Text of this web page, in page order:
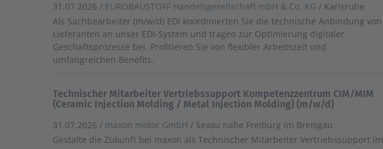
31.07.2026 / EUROBAUSTOFF Handelsgesellschaft mbH & Co. KG / Karlsruhe
Als Sachbearbeiter (m/w/d) EDI koordinierten Sie die technische Anbindung von
Lieferanten an unser EDI-System und tragen zur Optimierung digitaler
Geschäftsprozesse bei. Profitieren Sie von flexibler Arbeitszeit und
umfangreichen Benefits.
Technischer Mitarbeiter Vertriebssupport Kompetenzzentrum CIM/MIM
(Ceramic Injection Molding / Metal Injection Molding) (m/w/d)
31.07.2026 / maxon motor GmbH / Sexau nahe Freiburg im Breisgau
Gestalte die Zukunft bei maxon als Technischer Mitarbeiter Vertriebssupport im